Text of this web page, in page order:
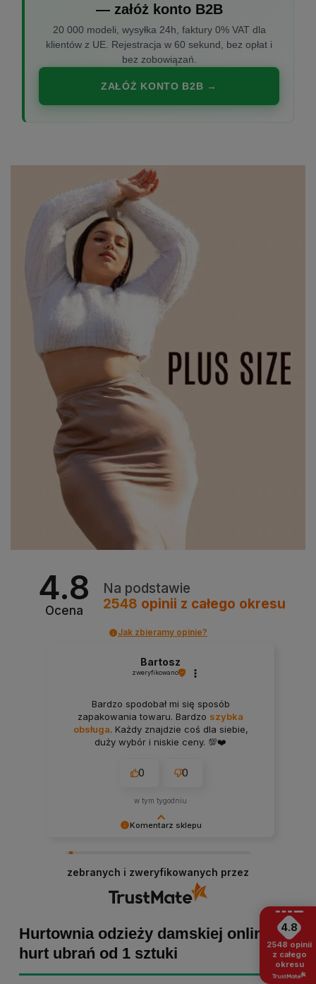
— załóż konto B2B
20 000 modeli, wysyłka 24h, faktury 0% VAT dla
klientów z UE. Rejestracja w 60 sekund, bez opłat i
bez zobowiązań.
ZAŁÓŻ KONTO B2B →
4.8
Ocena
Na podstawie
2548 opinii z całego okresu
Jak zbieramy opinie?
Komentarz sklepu
tym bardziej cieszymy się, że zakup przebiegł
pomyślnie. Obiecujemy utrzymać dobrą passę -
zapraszamy ponownie! :)
Bartosz
zweryfikowano
Bardzo spodobał mi się sposób
zapakowania towaru. Bardzo szybka
obsługa. Każdy znajdzie coś dla siebie,
duży wybór i niskie ceny. 💯❤️
0 0
w tym tygodniu
zebranych i zweryfikowanych przez
Hurtownia odzieży damskiej online -
hurt ubrań od 1 sztuki
4.8
2548 opinii
z całego
okresu